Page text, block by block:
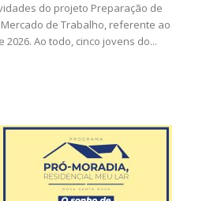
do projeto Preparação de
de Trabalho, referente ao
Ao todo, cinco jovens do...